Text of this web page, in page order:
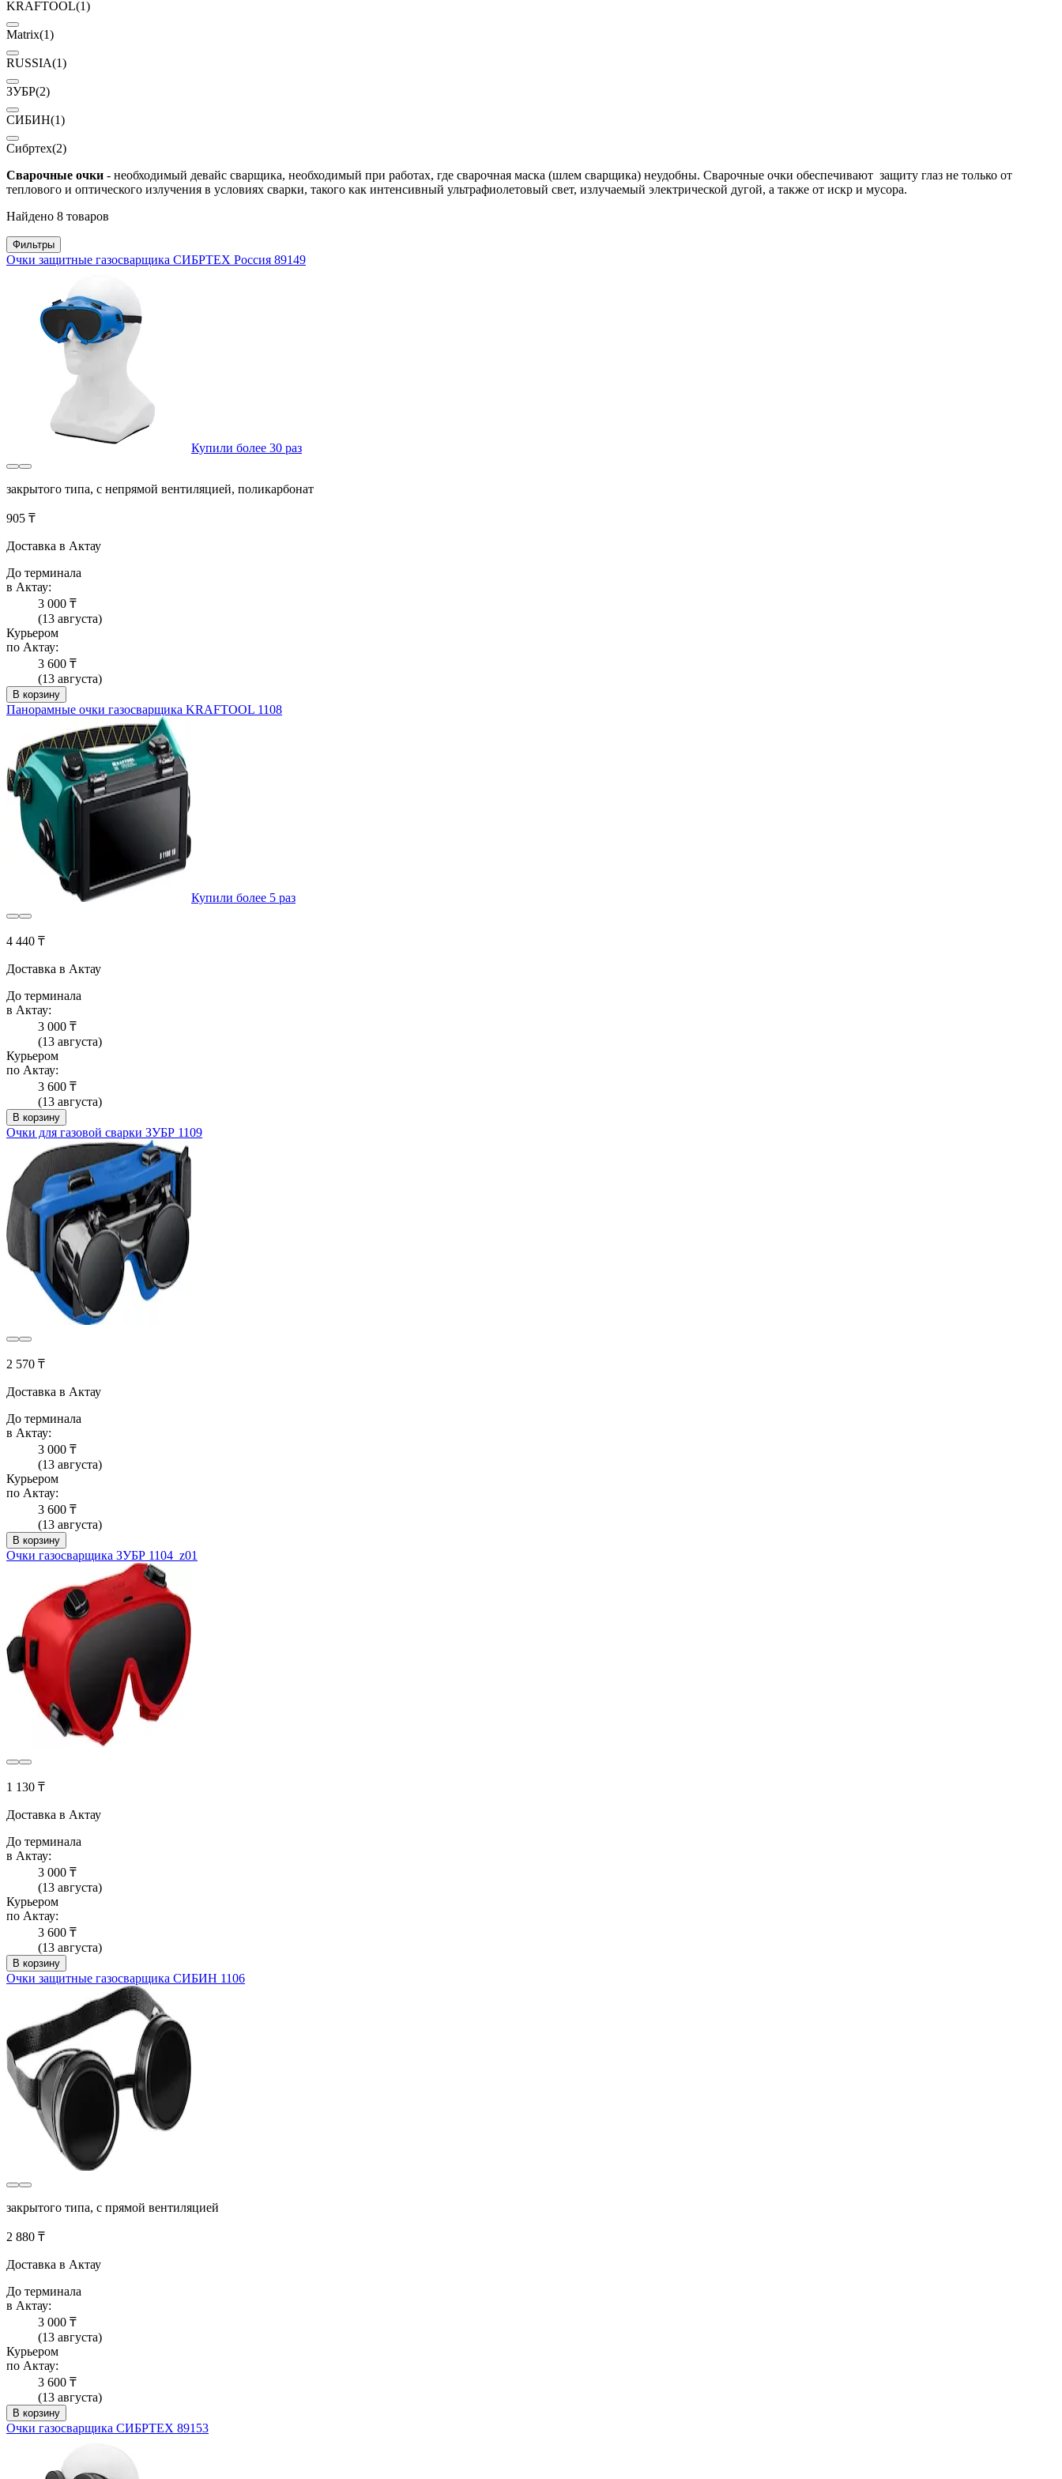
KRAFTOOL(1)
Matrix(1)
RUSSIA(1)
ЗУБР(2)
СИБИН(1)
Сибртех(2)
Сварочные очки - необходимый девайс сварщика, необходимый при работах, где сварочная маска (шлем сварщика) неудобны. Сварочные очки обеспечивают защиту глаз не только от
теплового и оптического излучения в условиях сварки, такого как интенсивный ультрафиолетовый свет, излучаемый электрической дугой, а также от искр и мусора.
Найдено 8 товаров
Фильтры
Очки защитные газосварщика СИБРТЕХ Россия 89149
Купили более 30 раз
закрытого типа, с непрямой вентиляцией, поликарбонат
905 ₸
Доставка в Актау
До терминала
в Актау:
3 000 ₸
(13 августа)
Курьером
по Актау:
3 600 ₸
(13 августа)
В корзину
Панорамные очки газосварщика KRAFTOOL 1108
Купили более 5 раз
4 440 ₸
Доставка в Актау
До терминала
в Актау:
3 000 ₸
(13 августа)
Курьером
по Актау:
3 600 ₸
(13 августа)
В корзину
Очки для газовой сварки ЗУБР 1109
2 570 ₸
Доставка в Актау
До терминала
в Актау:
3 000 ₸
(13 августа)
Курьером
по Актау:
3 600 ₸
(13 августа)
В корзину
Очки газосварщика ЗУБР 1104_z01
1 130 ₸
Доставка в Актау
До терминала
в Актау:
3 000 ₸
(13 августа)
Курьером
по Актау:
3 600 ₸
(13 августа)
В корзину
Очки защитные газосварщика СИБИН 1106
закрытого типа, с прямой вентиляцией
2 880 ₸
Доставка в Актау
До терминала
в Актау:
3 000 ₸
(13 августа)
Курьером
по Актау:
3 600 ₸
(13 августа)
В корзину
Очки газосварщика СИБРТЕХ 89153